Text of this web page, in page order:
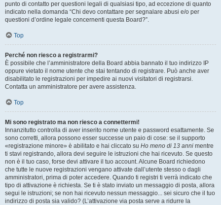
punto di contatto per questioni legali di qualsiasi tipo, ad eccezione di quanto
indicato nella domanda “Chi devo contattare per segnalare abusi e/o per
questioni d’ordine legale concernenti questa Board?”.
Top
Perché non riesco a registrarmi?
È possibile che l’amministratore della Board abbia bannato il tuo indirizzo IP
oppure vietato il nome utente che stai tentando di registrare. Può anche aver
disabilitato le registrazioni per impedire ai nuovi visitatori di registrarsi.
Contatta un amministratore per avere assistenza.
Top
Mi sono registrato ma non riesco a connettermi!
Innanzitutto controlla di aver inserito nome utente e password esattamente. Se
sono corretti, allora possono esser successe un paio di cose: se il supporto
«registrazione minore» è abilitato e hai cliccato su Ho meno di 13 anni mentre
ti stavi registrando, allora devi seguire le istruzioni che hai ricevuto. Se questo
non è il tuo caso, forse devi attivare il tuo account. Alcune Board richiedono
che tutte le nuove registrazioni vengano attivate dall’utente stesso o dagli
amministratori, prima di poter accedere. Quando ti registri ti verrà indicato che
tipo di attivazione è richiesta. Se ti è stato inviato un messaggio di posta, allora
segui le istruzioni; se non hai ricevuto nessun messaggio... sei sicuro che il tuo
indirizzo di posta sia valido? (L’attivazione via posta serve a ridurre la